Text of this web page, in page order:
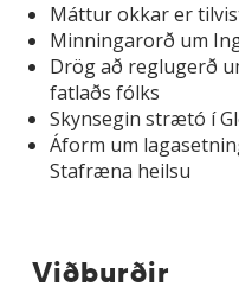
Máttur okkar er
Minningarorð um
Drög að reglugerð
fatlaðs fólks
Skynsegin strætó í
Áform um
Stafræna heilsu
Viðburðir